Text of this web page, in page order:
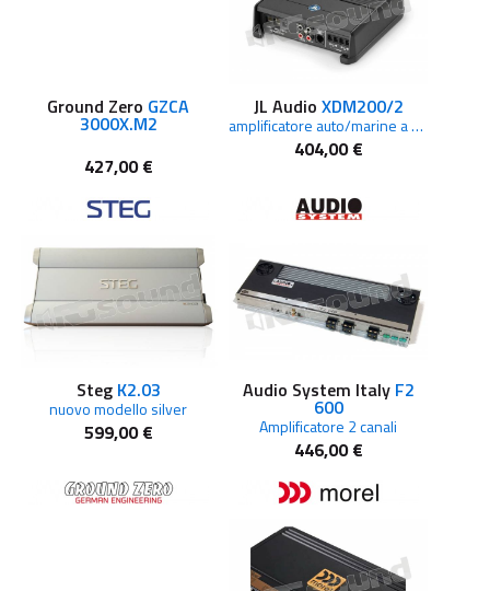
Ground Zero GZCA
3000X.M2
427,00 €
JL Audio XDM200/2
amplificatore auto/marine a 2 canali in classe D
404,00 €
Steg K2.03
nuovo modello silver
599,00 €
Audio System Italy F2
600
Amplificatore 2 canali
446,00 €